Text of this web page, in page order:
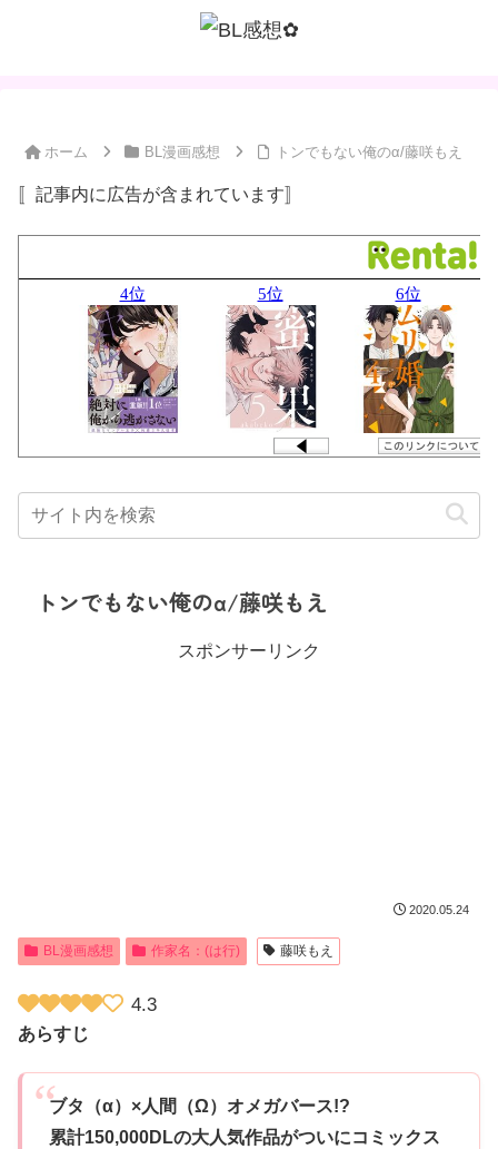
ホーム BL漫画感想 トンでもない俺のα/藤咲もえ
〚記事内に広告が含まれています〛
トンでもない俺のα/藤咲もえ
スポンサーリンク
2020.05.24
BL漫画感想 作家名：(は行) 藤咲もえ
4.3
あらすじ
ブタ（α）×人間（Ω）オメガバース!?
累計150,000DLの大人気作品がついにコミックス